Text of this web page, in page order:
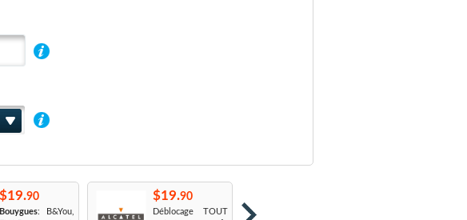
$19.90
Bouygues: B&You,
$19.90
Déblocage TOUT